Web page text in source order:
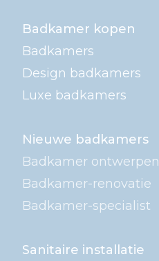
Badkamer kopen
Badkamers
Design badkamers
Luxe badkamers
Nieuwe badkamers
Badkamer ontwerpen
Badkamer-renovatie
Badkamer-specialist
Sanitaire installatie